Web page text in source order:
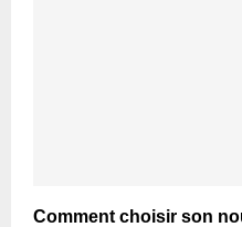
Comment choisir son